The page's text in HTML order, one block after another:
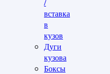
/
вставка
в
кузов
Дуги
кузова
Боксы